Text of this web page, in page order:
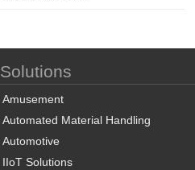
Solutions
Amusement
Automated Material Handling
Automotive
IIoT Solutions